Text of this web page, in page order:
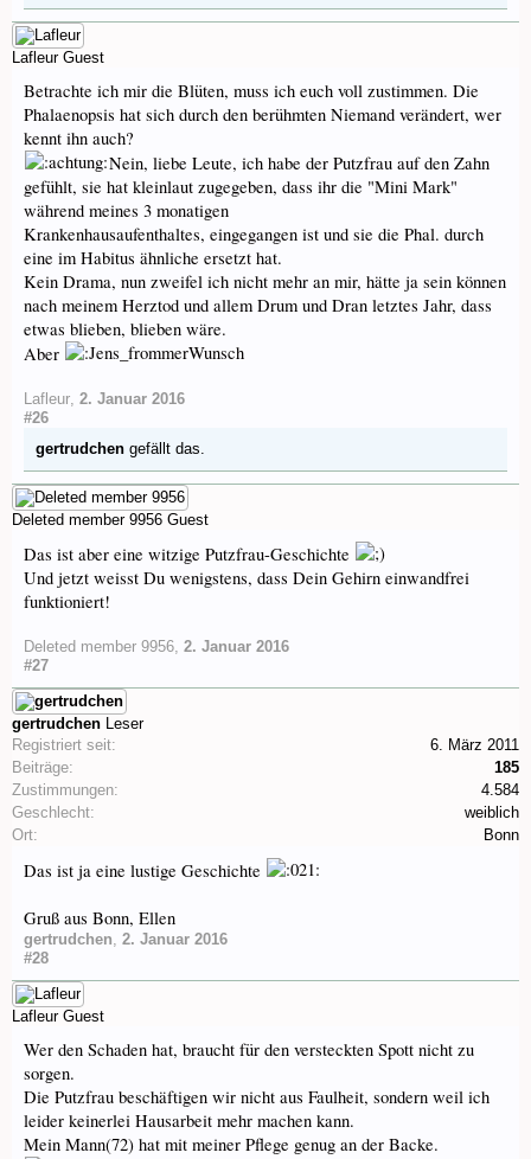
Lafleur Guest
Betrachte ich mir die Blüten, muss ich euch voll zustimmen. Die
Phalaenopsis hat sich durch den berühmten Niemand verändert, wer
kennt ihn auch?
Nein, liebe Leute, ich habe der Putzfrau auf den Zahn
gefühlt, sie hat kleinlaut zugegeben, dass ihr die "Mini Mark"
während meines 3 monatigen
Krankenhausaufenthaltes, eingegangen ist und sie die Phal. durch
eine im Habitus ähnliche ersetzt hat.
Kein Drama, nun zweifel ich nicht mehr an mir, hätte ja sein können
nach meinem Herztod und allem Drum und Dran letztes Jahr, dass
etwas blieben, blieben wäre.
Aber
Lafleur, 2. Januar 2016
#26
gertrudchen gefällt das.
Deleted member 9956 Guest
Das ist aber eine witzige Putzfrau-Geschichte
Und jetzt weisst Du wenigstens, dass Dein Gehirn einwandfrei
funktioniert!
Deleted member 9956, 2. Januar 2016
#27
gertrudchen Leser
Registriert seit:
6. März 2011
Beiträge:
185
Zustimmungen:
4.584
Geschlecht:
weiblich
Ort:
Bonn
Das ist ja eine lustige Geschichte
Gruß aus Bonn, Ellen
gertrudchen, 2. Januar 2016
#28
Lafleur Guest
Wer den Schaden hat, braucht für den versteckten Spott nicht zu
sorgen.
Die Putzfrau beschäftigen wir nicht aus Faulheit, sondern weil ich
leider keinerlei Hausarbeit mehr machen kann.
Mein Mann(72) hat mit meiner Pflege genug an der Backe.